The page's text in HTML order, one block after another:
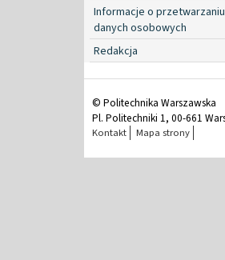
Informacje o przetwarzaniu
danych osobowych
Redakcja
© Politechnika Warszawska
Pl. Politechniki 1, 00-661
Kontakt Mapa strony